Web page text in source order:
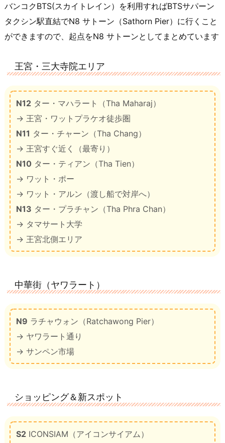
バンコクBTS(スカイトレイン）を利用すればBTSサパーン
タクシン駅直結でN8 サトーン（Sathorn Pier）に行くこと
ができますので、起点をN8 サトーンとしてまとめています
王宮・三大寺院エリア
N12 ター・マハラート（Tha Maharaj）
→ 王宮・ワットプラケオ徒歩圏
N11 ター・チャーン（Tha Chang）
→ 王宮すぐ近く（最寄り）
N10 ター・ティアン（Tha Tien）
→ ワット・ポー
→ ワット・アルン（渡し船で対岸へ）
N13 ター・プラチャン（Tha Phra Chan）
→ タマサート大学
→ 王宮北側エリア
中華街（ヤワラート）
N9 ラチャウォン（Ratchawong Pier）
→ ヤワラート通り
→ サンペン市場
ショッピング＆新スポット
S2 ICONSIAM（アイコンサイアム）